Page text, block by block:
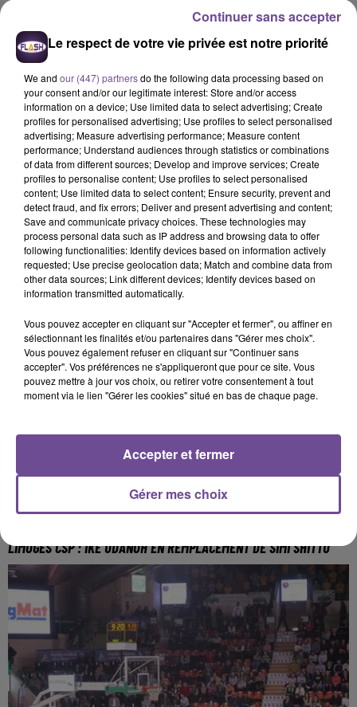
22 décembre 2023
LIMOGES RÉCUPÈRE UNE VICTOIRE
LIMOGES CSP : IKE UDANOH EN REMPLACEMENT DE SIMI SHITTU
Le respect de votre vie privée est notre priorité
We and our (447) partnersdo the following data processing based on
your consent and/or our legitimate interest: Store and/or access
information on a device; Use limited data to select advertising; Create
profiles for personalised advertising; Use profiles to select personalised
advertising; Measure advertising performance; Measure content
performance; Understand audiences through statistics or combinations
of data from different sources; Develop and improve services; Create
profiles to personalise content; Use profiles to select personalised
content; Use limited data to select content; Ensure security, prevent and
detect fraud, and fix errors; Deliver and present advertising and content;
Save and communicate privacy choices. These technologies may
process personal data such as IP address and browsing data to offer
following functionalities: Identify devices based on information actively
requested; Use precise geolocation data; Match and combine data from
other data sources; Link different devices; Identify devices based on
information transmitted automatically.
Vous pouvez accepter en cliquant sur "Accepter et fermer", ou affiner en
sélectionnant les finalités et/ou partenaires dans "Gérer mes choix".
Vous pouvez également refuser en cliquant sur "Continuer sans
accepter". Vos préférences ne s'appliqueront que pour ce site. Vous
pouvez mettre à jour vos choix, ou retirer votre consentement à tout
moment via le lien "Gérer les cookies" situé en bas de chaque page.
Gérer mes choix
Accepter et fermer
Continuer sans accepter